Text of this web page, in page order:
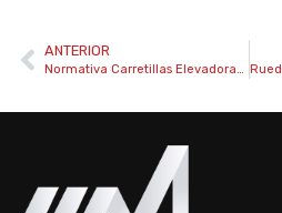
ANTERIOR
Normativa Carretillas Elevadoras España 2025: Guía de Cumplimiento y Ley 5/2025